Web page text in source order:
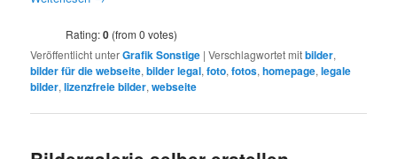
Rating:0 (from 0 votes)
Veröffentlicht unterGrafik Sonstige |Verschlagwortet mitbilder,
bilder für die webseite,bilder legal,foto,fotos,homepage,legale
bilder,lizenzfreie bilder,webseite